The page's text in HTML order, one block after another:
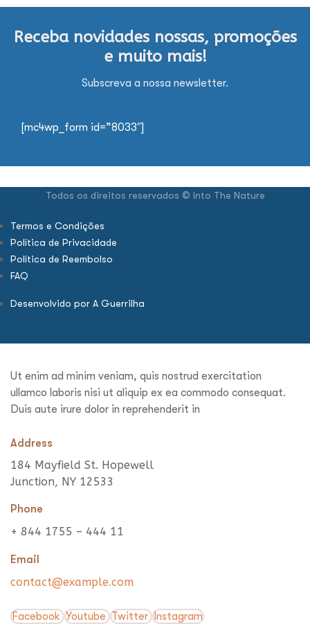
Receba novidades nossas, promoções
e muito mais!
Subscreva a nossa newsletter.
[mc4wp_form id=”8033″]
Todos os direitos reservados © Into The Nature
Termos e Condições
Política de Privacidade
Política de Reembolso
FAQ
Desenvolvido por A Guerrilha
Ut enim ad minim veniam, quis nostrud exercitation
ullamco laboris nisi ut aliquip ex ea commodo consequat.
Duis aute irure dolor in reprehenderit in
Address
184 Mayfield St. Hopewell
Junction, NY 12533
Phone
+ 844 1755 – 444 11
Email
contact@example.com
Facebook Youtube Twitter Instagram